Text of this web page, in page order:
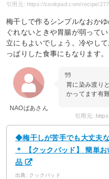
引用元: https://cookpad.com/recipe/
梅干しで作るシンプルなおか
ぐれないときや胃腸が弱って
立にもよいでしょう。冷やし
っぱりした食事にもなります。
NAOばあさん
胃に染み渡り
かってます有
引用元:
◆梅干しが苦手でも大丈夫
＊ 【クックパッド】 簡単
品
出典: クックパッド